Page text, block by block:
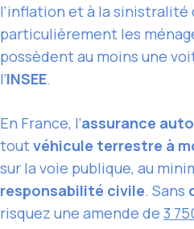
l’inflation et à la
particulièrement les
possèdent au moins une
l’INSEE.
En France, l’assurance auto
toutvéhicule terrestre à
sur la voie publique, au
responsabilité civile. Sans
risquez une amende de 3